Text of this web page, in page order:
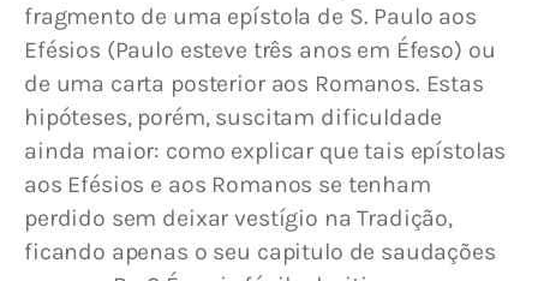
fragmento de uma epístola de S. Paulo aos
Efésios (Paulo esteve três anos em Éfeso) ou
de uma carta posterior aos Romanos. Estas
hipóteses, porém, suscitam dificuldade
ainda maior: como explicar que tais epístolas
aos Efésios e aos Romanos se tenham
perdido sem deixar vestígio na Tradição,
ficando apenas o seu capitulo de saudações